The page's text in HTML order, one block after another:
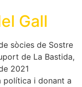
Gall
sòcies de Sostre
de La Bastida,
2021
política i donant a